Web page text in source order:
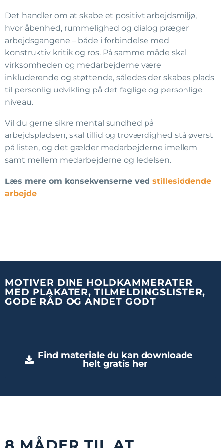
Det handler om at skabe et positivt arbejdsmiljø,
hvor åbenhed, rummelighed og dialog præger
arbejdsgangene – både i forbindelse med
konstruktiv kritik og ros. På samme måde skal
virksomheden og medarbejderne være
inkluderende og støttende, således der skabes plads
til personlig udvikling på det faglige og personlige
niveau.
Vil du gerne sikre mental sundhed på
arbejdspladsen, skal tillid og troværdighed stå øverst
på listen, og det gælder medarbejderne imellem
samt mellem medarbejderne og ledelsen.
Læs mere om konsekvenserne ved stillesiddende
arbejde
MOTIVER DINE HOLDKAMMERATER
MED PLAKATER, TILMELDINGSLISTER,
GODE RÅD OG ANDET GODT
Find materiale du kan downloade
helt gratis her